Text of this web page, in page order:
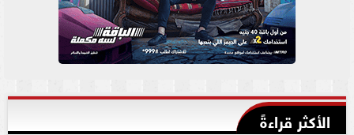
الأكثر قراءةً